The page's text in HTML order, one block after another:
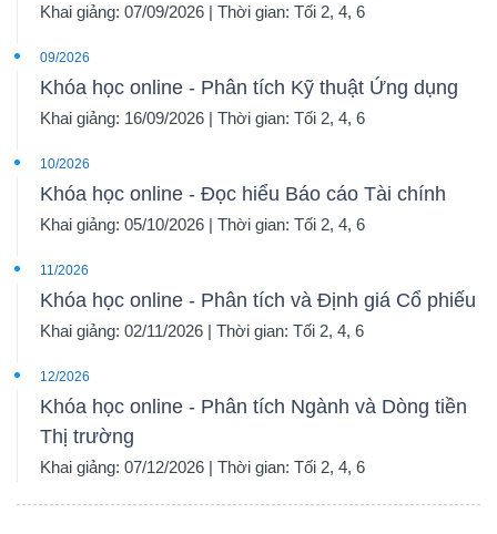
Khai giảng: 07/09/2026 | Thời gian: Tối 2, 4, 6
09/2026
Khóa học online - Phân tích Kỹ thuật Ứng dụng
Khai giảng: 16/09/2026 | Thời gian: Tối 2, 4, 6
10/2026
Khóa học online - Đọc hiểu Báo cáo Tài chính
Khai giảng: 05/10/2026 | Thời gian: Tối 2, 4, 6
11/2026
Khóa học online - Phân tích và Định giá Cổ phiếu
Khai giảng: 02/11/2026 | Thời gian: Tối 2, 4, 6
12/2026
Khóa học online - Phân tích Ngành và Dòng tiền
Thị trường
Khai giảng: 07/12/2026 | Thời gian: Tối 2, 4, 6